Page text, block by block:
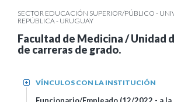
SECTOR EDUCACIÓN SUPERIOR/PÚBLICO -
REPÚBLICA - URUGUAY
Facultad de Medicina / Unidad
de carreras de grado.
VÍNCULOS CON LA INSTITUCIÓN
+